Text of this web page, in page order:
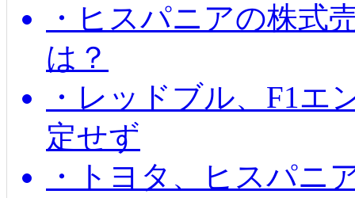
・ヒスパニアの株式
は？
・レッドブル、F1エ
定せず
・トヨタ、ヒスパニ